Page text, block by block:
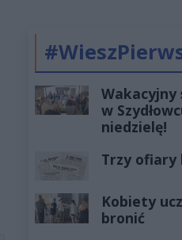
Wakacyjny
w
niedzielę!
Trzy ofiary
Kobiety
bronić